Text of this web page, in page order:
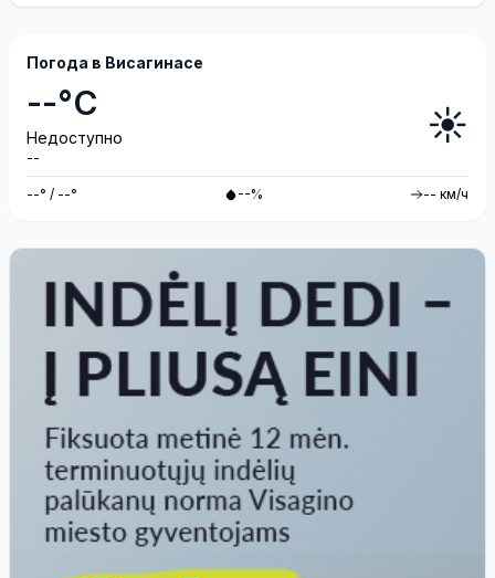
Погода в Висагинасе
--°C
Недоступно
--
☀️
--° / --° --% -- км/ч